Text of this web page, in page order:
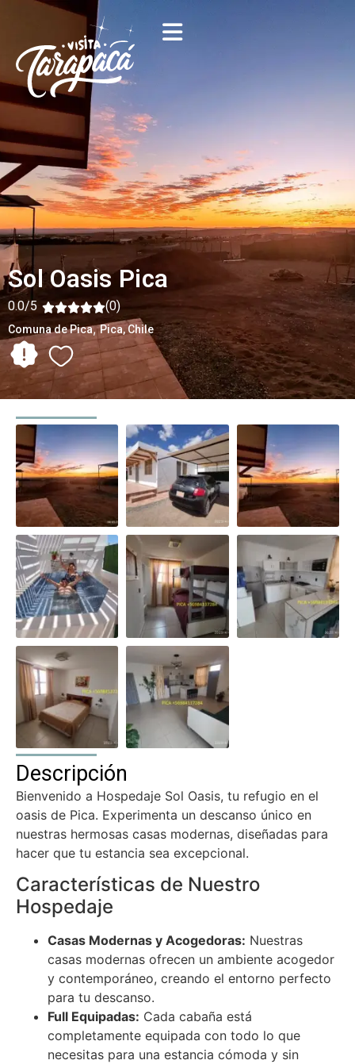
Sol Oasis Pica
0.0/5 (0)
Comuna de Pica, Pica, Chile
Descripción
Bienvenido a Hospedaje Sol Oasis, tu refugio en el
oasis de Pica. Experimenta un descanso único en
nuestras hermosas casas modernas, diseñadas para
hacer que tu estancia sea excepcional.
Características de Nuestro
Hospedaje
Casas Modernas y Acogedoras: Nuestras
casas modernas ofrecen un ambiente acogedor
y contemporáneo, creando el entorno perfecto
para tu descanso.
Full Equipadas: Cada cabaña está
completamente equipada con todo lo que
necesitas para una estancia cómoda y sin